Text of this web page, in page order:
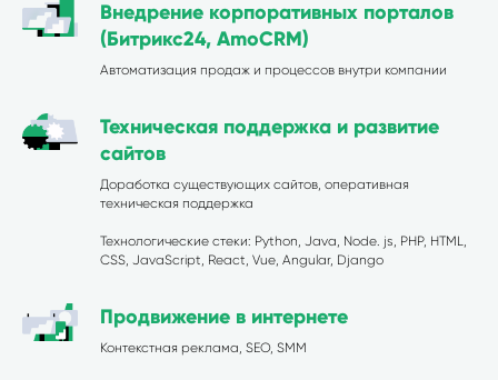
Внедрение корпоративных порталов
(Битрикс24, AmoCRM)
Автоматизация продаж и процессов внутри компании
Техническая поддержка и развитие
сайтов
Доработка существующих сайтов, оперативная
техническая поддержка
Технологические стеки: Python, Java, Node. js, PHP, HTML,
CSS, JavaScript, React, Vue, Angular, Django
Продвижение в интернете
Контекстная реклама, SEO, SMM